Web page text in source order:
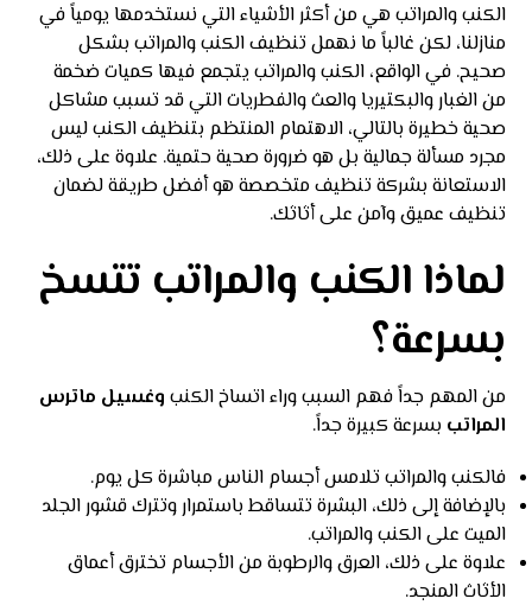
الكنب والمراتب هي من أكثر الأشياء التي نستخدمها يومياً في
منازلنا، لكن غالباً ما نهمل تنظيف الكنب والمراتب بشكل
صحيح. في الواقع، الكنب والمراتب يتجمع فيها كميات ضخمة
من الغبار والبكتيريا والعث والفطريات التي قد تسبب مشاكل
صحية خطيرة بالتالي، الاهتمام المنتظم بتنظيف الكنب ليس
مجرد مسألة جمالية بل هو ضرورة صحية حتمية. علاوة على ذلك،
الاستعانة بشركة تنظيف متخصصة هو أفضل طريقة لضمان
تنظيف عميق وآمن على أثاثك.
لماذا الكنب والمراتب تتسخ
بسرعة؟
من المهم جداً فهم السبب وراء اتساخ الكنب وغسيل ماترس
المراتب بسرعة كبيرة جداً.
فالكنب والمراتب تلامس أجسام الناس مباشرة كل يوم.
بالإضافة إلى ذلك، البشرة تتساقط باستمرار وتترك قشور الجلد
الميت على الكنب والمراتب.
علاوة على ذلك، العرق والرطوبة من الأجسام تخترق أعماق
الأثاث المنجد.